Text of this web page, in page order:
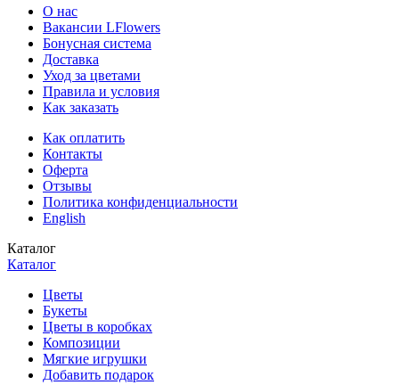
О нас
Вакансии LFlowers
Бонусная система
Доставка
Уход за цветами
Правила и условия
Как заказать
Как оплатить
Контакты
Оферта
Отзывы
Политика конфиденциальности
English
Каталог
Каталог
Цветы
Букеты
Цветы в коробках
Композиции
Мягкие игрушки
Добавить подарок